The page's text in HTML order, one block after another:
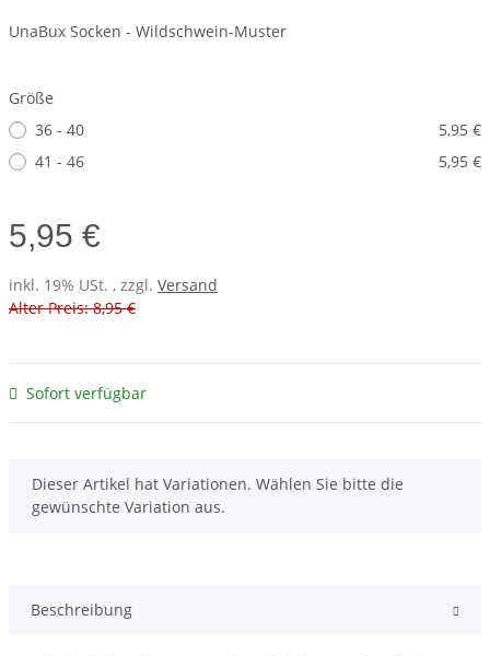
UnaBux Socken - Wildschwein-Muster
Größe
36 - 40
5,95 €
41 - 46
5,95 €
5,95 €
inkl. 19% USt. , zzgl. Versand
Alter Preis: 8,95 €
Sofort verfügbar
x
Dieser Artikel hat Variationen. Wählen Sie bitte die
gewünschte Variation aus.
Beschreibung